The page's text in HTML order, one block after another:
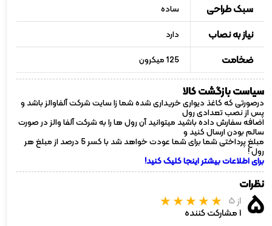
سبک طراحی ساده
نیاز به نصاب دارد
ضخامت 125 میکرون
سیاست بازگشت کالا
درصورتی که کاغذ دیواری خریداری شده شما زا سایت شرکت آلفاوالز باشد و
پس از نصب تعدادی رول
اضافه سفارش داده باشید میتوانید آن رول ها را به شرکت آلفا والز در صورت
سالم بودن ارسال کنید و
مبلغ پرداختی شما برای شما عودت خواهد شد با کسر 5 درصد از مبلغ هر
رول !
برای اطلاعات بیشتر اینجا کلیک کنید!
نظرات
۵ از ۵
۱ مشارکت کننده